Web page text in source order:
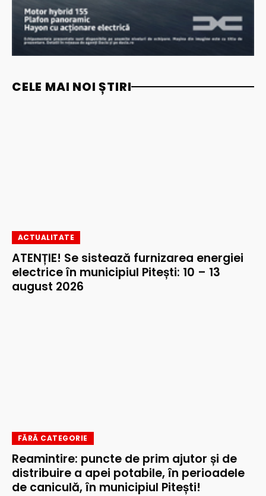
CELE MAI NOI ȘTIRI
ACTUALITATE
ATENȚIE! Se sistează furnizarea energiei
electrice în municipiul Pitești: 10 – 13
august 2026
FĂRĂ CATEGORIE
Reamintire: puncte de prim ajutor și de
distribuire a apei potabile, în perioadele
de caniculă, în municipiul Pitești!